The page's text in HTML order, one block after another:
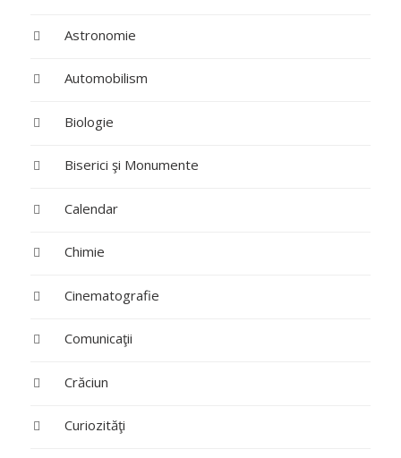
Astronomie
Automobilism
Biologie
Biserici şi Monumente
Calendar
Chimie
Cinematografie
Comunicaţii
Crăciun
Curiozităţi